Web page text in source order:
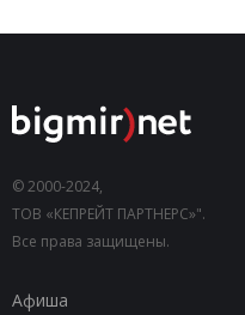
© 2000-2024,
ТОВ «КЕПРЕЙТ ПАРТНЕРС»".
Все права защищены.
Афиша